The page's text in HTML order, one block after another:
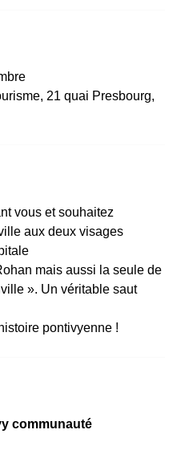
21 quai Presbourg,
vous et souhaitez
aux deux visages
mais aussi la seule de
». Un véritable saut
pontivyenne !
communauté